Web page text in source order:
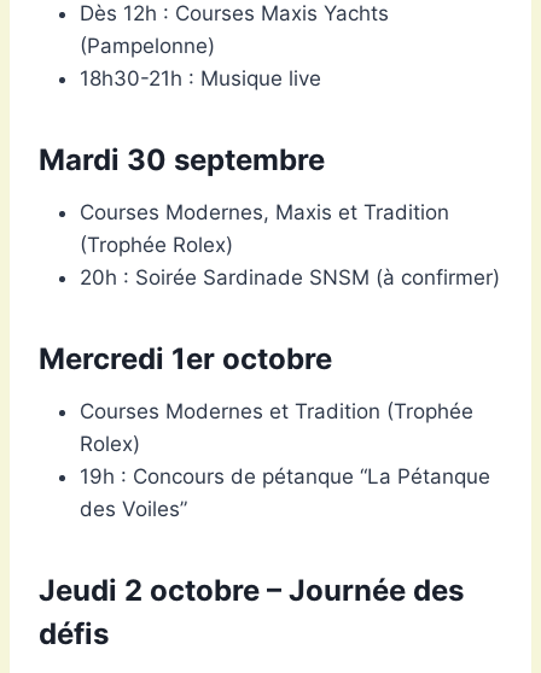
Dès 12h : Courses Maxis Yachts
(Pampelonne)
18h30-21h : Musique live
Mardi 30 septembre
Courses Modernes, Maxis et Tradition
(Trophée Rolex)
20h : Soirée Sardinade SNSM (à confirmer)
Mercredi 1er octobre
Courses Modernes et Tradition (Trophée
Rolex)
19h : Concours de pétanque “La Pétanque
des Voiles”
Jeudi 2 octobre – Journée des
défis